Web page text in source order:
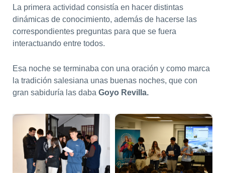
La primera actividad consistía en hacer distintas
dinámicas de conocimiento, además de hacerse las
correspondientes preguntas para que se fuera
interactuando entre todos.
Esa noche se terminaba con una oración y como marca
la tradición salesiana unas buenas noches, que con
gran sabiduría las daba Goyo Revilla.